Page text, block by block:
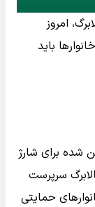
امروز
از خانوارها باید
شده برای شارژ
غیرنقدی، امروز دوشنبه ۱۵ تیر ۱۴۰۵ کالابرگ سرپرست
انتهای کد ملی ۰، ۱ و ۲ و خانوارهای حمایتی